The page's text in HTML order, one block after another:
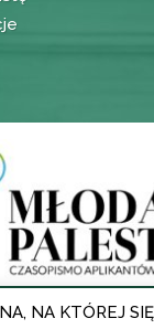
NA KTÓREJ